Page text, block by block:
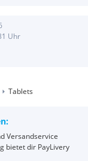
Uhr
Tablets
Versandservice
bietet dir PayLivery